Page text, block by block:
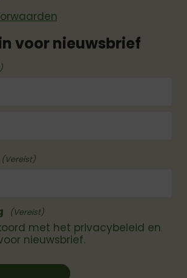
voor nieuwsbrief
(Vereist)
(Vereist)
met het privacybeleid en
nieuwsbrief.